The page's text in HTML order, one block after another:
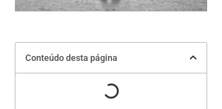
Conteúdo desta página